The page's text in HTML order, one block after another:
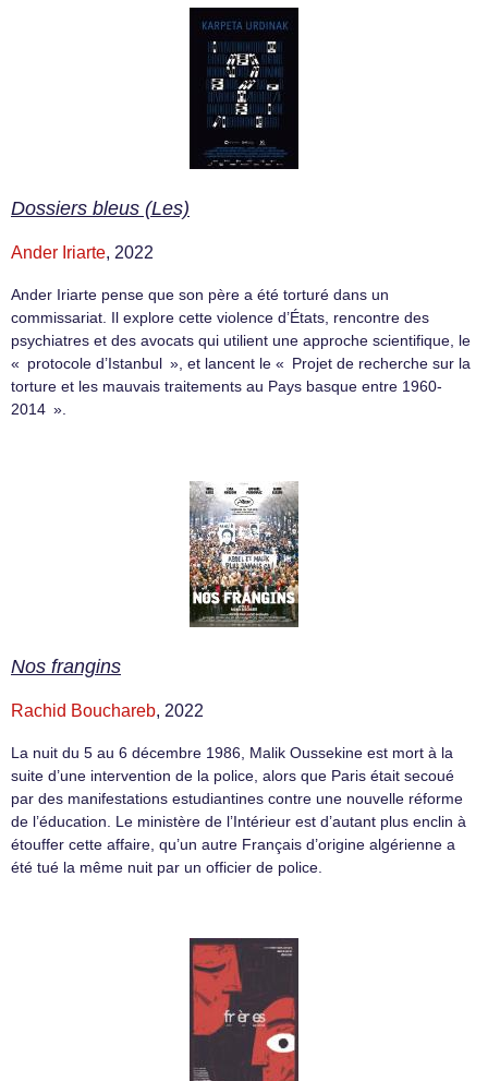
Dossiers bleus (Les)
Ander Iriarte, 2022
Ander Iriarte pense que son père a été torturé dans un
commissariat. Il explore cette violence d’États, rencontre des
psychiatres et des avocats qui utilient une approche scientifique, le
« protocole d’Istanbul », et lancent le « Projet de recherche sur la
torture et les mauvais traitements au Pays basque entre 1960-
2014 ».
Nos frangins
Rachid Bouchareb, 2022
La nuit du 5 au 6 décembre 1986, Malik Oussekine est mort à la
suite d’une intervention de la police, alors que Paris était secoué
par des manifestations estudiantines contre une nouvelle réforme
de l’éducation. Le ministère de l’Intérieur est d’autant plus enclin à
étouffer cette affaire, qu’un autre Français d’origine algérienne a
été tué la même nuit par un officier de police.